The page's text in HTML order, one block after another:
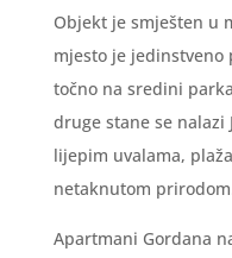
Objekt je smješten u
mjesto je jedinstveno
točno na sredini
druge stane se
lijepim uvalama,
netaknutom
Apartmani Gordana